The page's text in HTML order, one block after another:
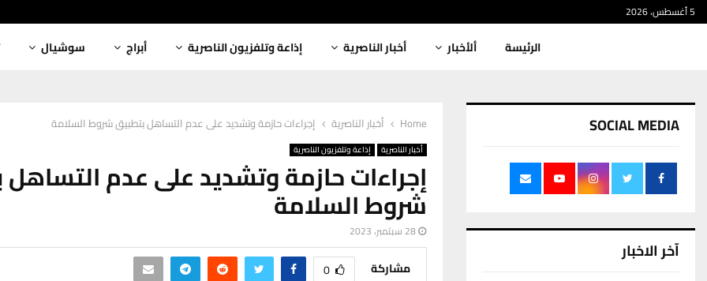
5 أغسطس، 2026
الرئيسة ألأخبار أخبار الناصرية إذاعة وتلفزيون الناصرية أبراج سوشيال
Home أخبار الناصرية إجراءات حازمة وتشديد على عدم التساهل بتطبيق شروط السلامة
أخبار الناصرية إذاعة وتلفزيون الناصرية
إجراءات حازمة وتشديد على عدم
شروط السلامة
28 سبتمبر، 2023
مشاركة 0
SOCIAL MEDIA
آخر الاخبار